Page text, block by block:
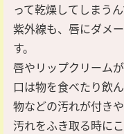
って乾燥してしまうん
紫外線も、唇にダメ
す。
唇やリップクリーム
口は物を食べたり飲
物などの汚れが付き
汚れをふき取る時に